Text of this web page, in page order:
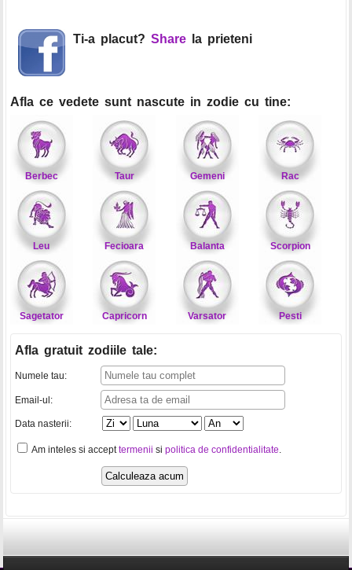
Ti-a placut? Share la prieteni
Afla ce vedete sunt nascute in zodie cu tine:
Berbec Taur Gemeni Rac
Leu Fecioara Balanta Scorpion
Sagetator Capricorn Varsator Pesti
Afla gratuit zodiile tale:
Numele tau:
Email-ul:
Data nasterii:
Am inteles si accepttermenii si politica de confidentialitate.